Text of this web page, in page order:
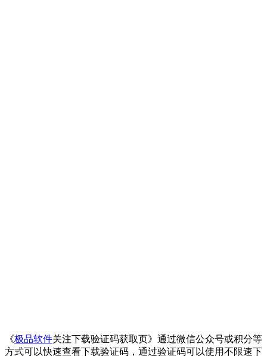
《极品软件关注下载验证码获取页》通过微信公众号或积分等
方式可以快速查看下载验证码，通过验证码可以使用不限速下